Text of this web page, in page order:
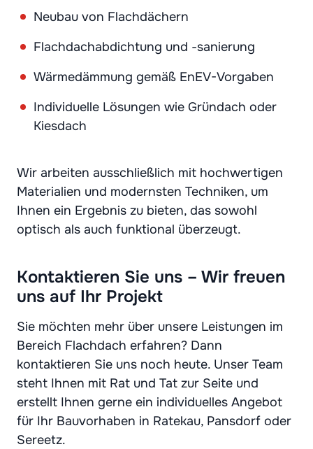
Neubau von Flachdächern
Flachdachabdichtung und -sanierung
Wärmedämmung gemäß EnEV-Vorgaben
Individuelle Lösungen wie Gründach oder
Kiesdach
Wir arbeiten ausschließlich mit hochwertigen
Materialien und modernsten Techniken, um
Ihnen ein Ergebnis zu bieten, das sowohl
optisch als auch funktional überzeugt.
Kontaktieren Sie uns – Wir freuen
uns auf Ihr Projekt
Sie möchten mehr über unsere Leistungen im
Bereich Flachdach erfahren? Dann
kontaktieren Sie uns noch heute. Unser Team
steht Ihnen mit Rat und Tat zur Seite und
erstellt Ihnen gerne ein individuelles Angebot
für Ihr Bauvorhaben in Ratekau, Pansdorf oder
Sereetz.